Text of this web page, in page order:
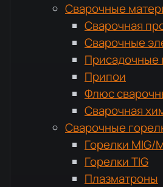
Сварочные
Сварочная
Сварочные
Присадочные
Припои
Флюс
Сварочная
Сварочные
Горелки MIG/
Горелки TIG
Плазматроны